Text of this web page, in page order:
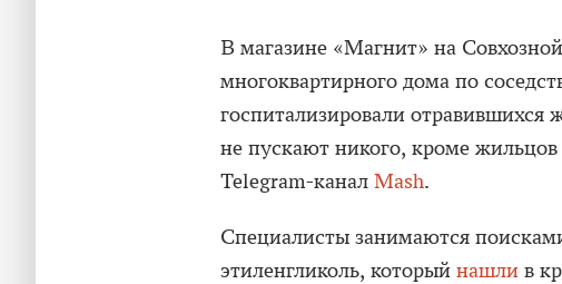
В магазине «Магнит» на
многоквартирного дома по
госпитализировали
не пускают никого, кроме
Telegram-канал Mash.
Специалисты занимаются
этиленгликоль, который нашли в